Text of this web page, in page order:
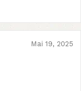
Mai 19, 2025